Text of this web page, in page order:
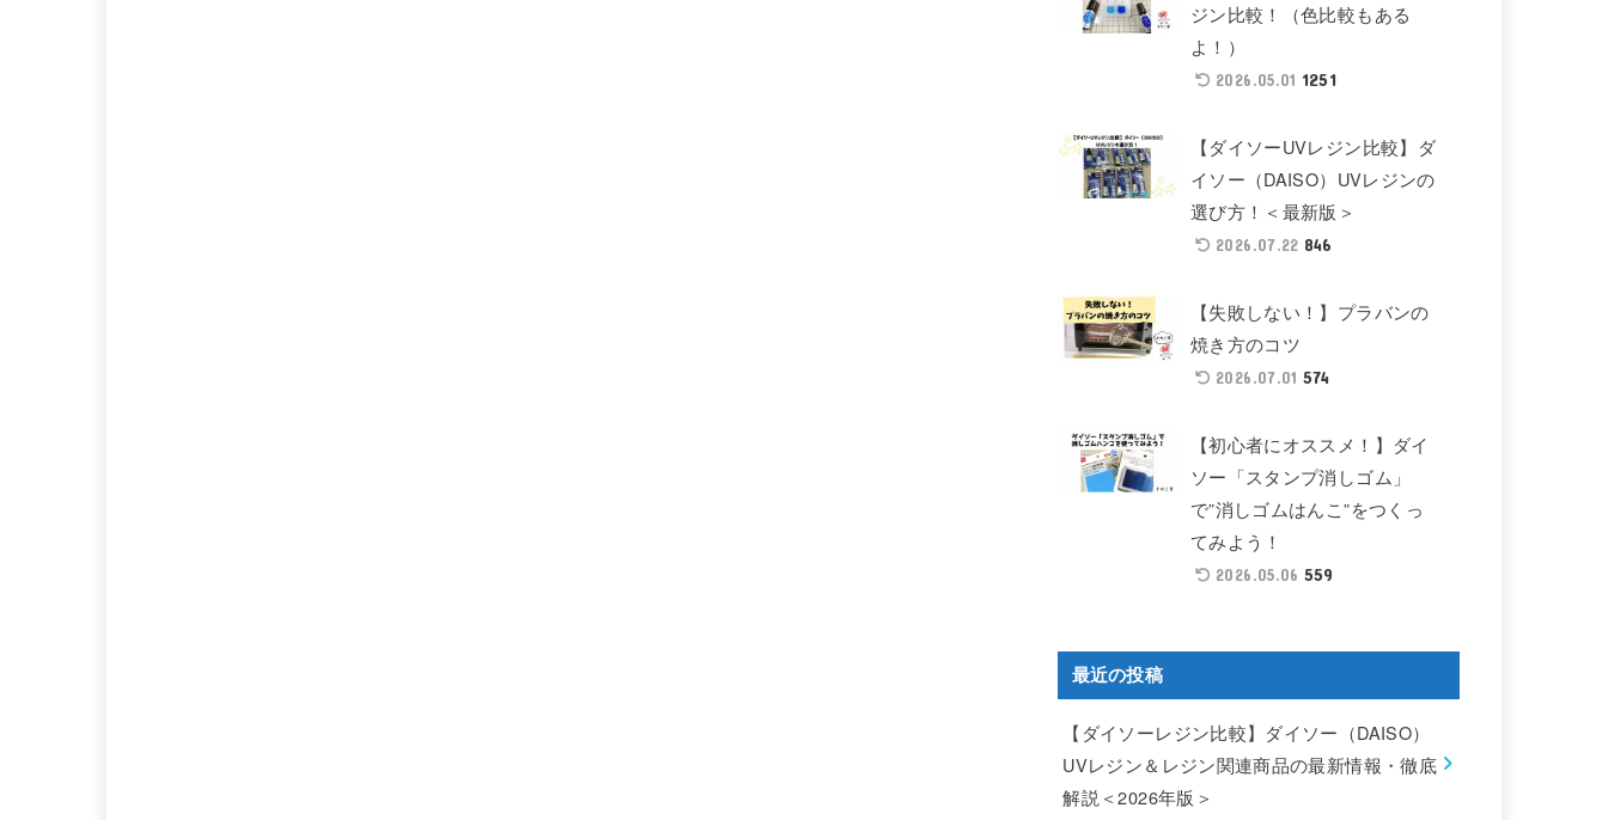
ジン比較！（色比較もある
よ！）
2026.05.01 1251
【ダイソーUVレジン比較】ダ
イソー（DAISO）UVレジンの
選び方！＜最新版＞
2026.07.22 846
【失敗しない！】プラバンの
焼き方のコツ
2026.07.01 574
【初心者にオススメ！】ダイ
ソー「スタンプ消しゴム」
で”消しゴムはんこ”をつくっ
てみよう！
2026.05.06 559
最近の投稿
【ダイソーレジン比較】ダイソー（DAISO）
UVレジン＆レジン関連商品の最新情報・徹底
解説＜2026年版＞